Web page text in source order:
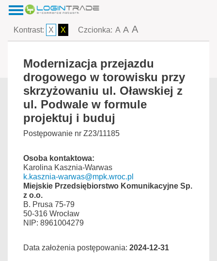
Kontrast: X X Czcionka: A A A
Modernizacja przejazdu
drogowego w torowisku przy
skrzyżowaniu ul. Oławskiej z
ul. Podwale w formule
projektuj i buduj
Postępowanie nr Z23/11185
Osoba kontaktowa:
Karolina Kasznia-Warwas
k.kasznia-warwas@mpk.wroc.pl
Miejskie Przedsiębiorstwo Komunikacyjne Sp.
z o.o.
B. Prusa 75-79
50-316 Wrocław
NIP: 8961004279
Data założenia postępowania: 2024-12-31